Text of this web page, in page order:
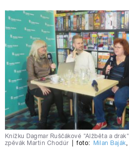
Knížku Dagmar Ruščákové "Alžběta a
zpěvák Martin Chodúr
foto: Milan Baják,